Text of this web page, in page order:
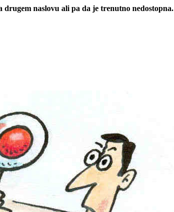
naslovu ali pa da je trenutno nedostopna.